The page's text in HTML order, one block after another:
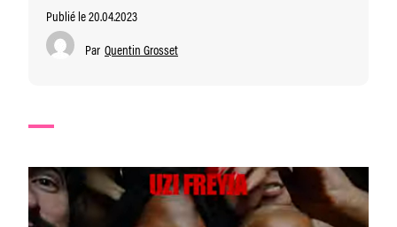
Publié le 20.04.2023
Par Quentin Grosset